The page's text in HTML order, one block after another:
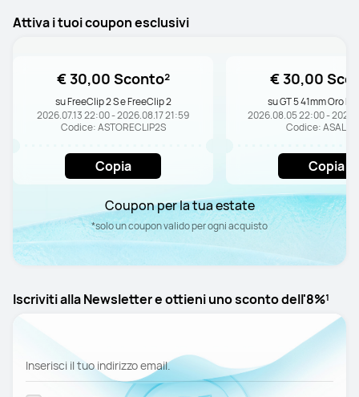
Attiva i tuoi coupon esclusivi
€ 30,00 Sconto²
su FreeClip 2 S e FreeClip 2
2026.07.13 22:00 - 2026.08.17 21:59
Codice: ASTORECLIP2S
Copia
€ 30,00
su GT 5 41mm Oro
2026.08.05 22:00 -
Codice:
Copia
Coupon per la tua estate
*solo un coupon valido per ogni acquisto
Iscriviti alla Newsletter e ottieni uno sconto dell'8%¹
Inserisci il tuo indirizzo email.